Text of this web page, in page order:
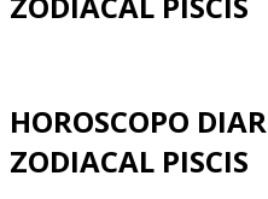
HOROSCOPO
ZODIACAL PISCIS